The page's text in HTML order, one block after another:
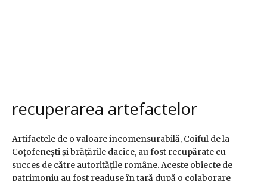
recuperarea artefactelor
Artifactele de o valoare incomensurabilă, Coiful de la
Coțofenești și brățările dacice, au fost recupărate cu
succes de către autoritățile române. Aceste obiecte de
patrimoniu au fost readuse în țară după o colaborare